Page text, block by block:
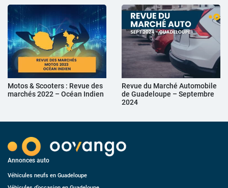
Motos & Scooters : Revue des
marchés 2022 – Océan Indien
Revue du Marché Automobile
de Guadeloupe – Septembre
2024
Annonces auto
Véhicules neufs en Guadeloupe